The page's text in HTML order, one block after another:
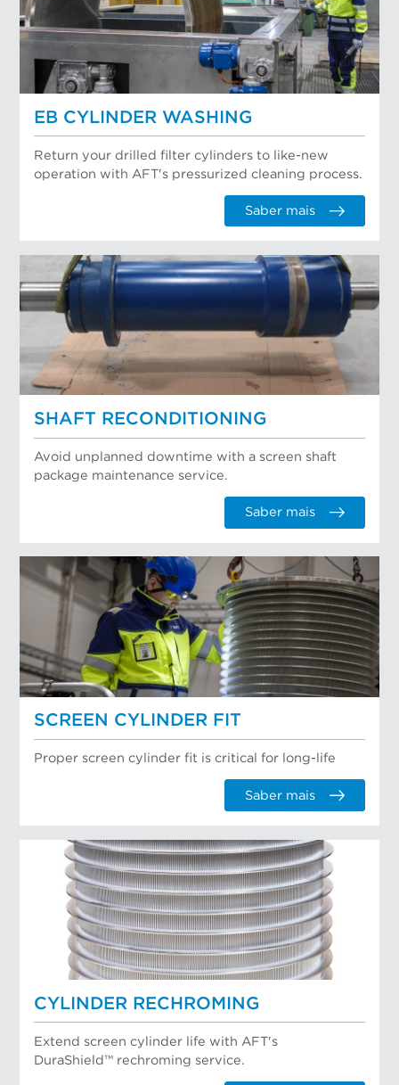
EB CYLINDER WASHING
Return your drilled filter cylinders to like-new
operation with AFT's pressurized cleaning process.
Saber mais
SHAFT RECONDITIONING
Avoid unplanned downtime with a screen shaft
package maintenance service.
Saber mais
SCREEN CYLINDER FIT
Proper screen cylinder fit is critical for long-life
Saber mais
CYLINDER RECHROMING
Extend screen cylinder life with AFT's
DuraShield™ rechroming service.